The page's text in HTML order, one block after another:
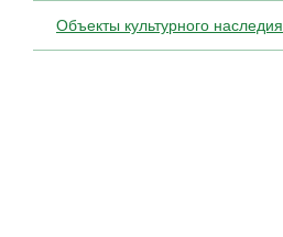
Объекты культурного наследия